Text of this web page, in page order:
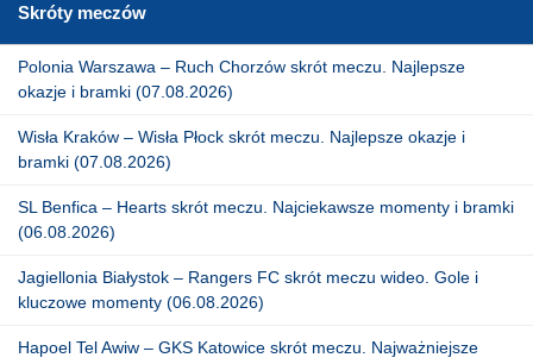
Skróty meczów
Polonia Warszawa – Ruch Chorzów skrót meczu. Najlepsze
okazje i bramki (07.08.2026)
Wisła Kraków – Wisła Płock skrót meczu. Najlepsze okazje i
bramki (07.08.2026)
SL Benfica – Hearts skrót meczu. Najciekawsze momenty i bramki
(06.08.2026)
Jagiellonia Białystok – Rangers FC skrót meczu wideo. Gole i
kluczowe momenty (06.08.2026)
Hapoel Tel Awiw – GKS Katowice skrót meczu. Najważniejsze